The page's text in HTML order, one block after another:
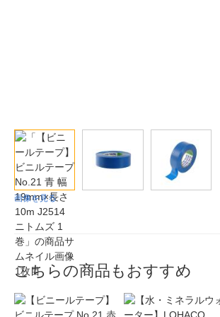
画像を見る
こちらの商品もおすすめ